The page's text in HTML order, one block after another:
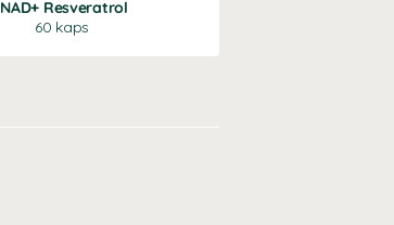
NAD+ Resveratrol
60 kaps